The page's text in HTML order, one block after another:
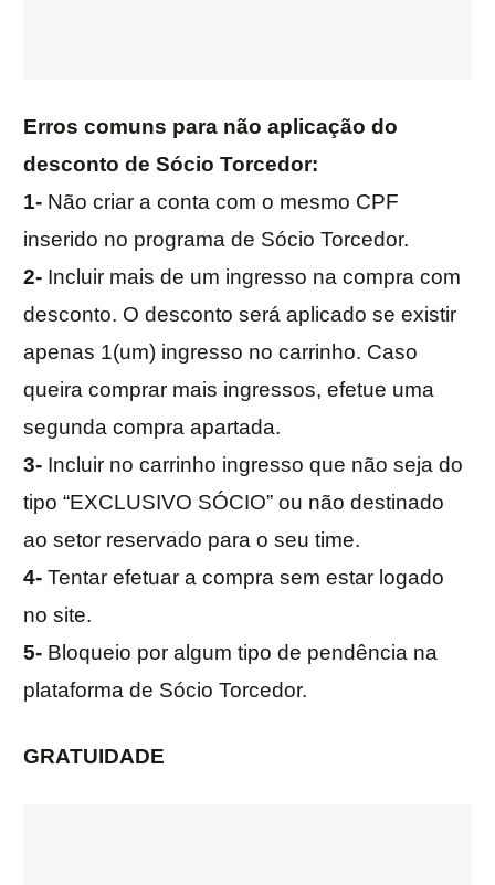
Erros comuns para não aplicação do
desconto de Sócio Torcedor:
1- Não criar a conta com o mesmo CPF
inserido no programa de Sócio Torcedor.
2- Incluir mais de um ingresso na compra com
desconto. O desconto será aplicado se existir
apenas 1(um) ingresso no carrinho. Caso
queira comprar mais ingressos, efetue uma
segunda compra apartada.
3- Incluir no carrinho ingresso que não seja do
tipo “EXCLUSIVO SÓCIO” ou não destinado
ao setor reservado para o seu time.
4- Tentar efetuar a compra sem estar logado
no site.
5- Bloqueio por algum tipo de pendência na
plataforma de Sócio Torcedor.
GRATUIDADE